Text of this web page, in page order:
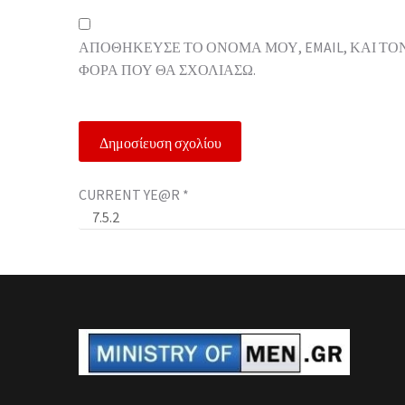
ΑΠΟΘΉΚΕΥΣΕ ΤΟ ΌΝΟΜΆ ΜΟΥ, EMAIL, ΚΑΙ
ΦΟΡΆ ΠΟΥ ΘΑ ΣΧΟΛΙΆΣΩ.
CURRENT YE@R *